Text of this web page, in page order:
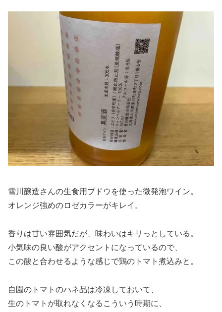
雪川醸造さんの生食用ブドウを使った微発泡ワイン。
オレンジ強めのロゼカラーがキレイ。
香りは甘い雰囲気だが、味わいはキリっとしている。
小気味の良い酸がアクセントになっているので、
この酸と合わせるような感じで鶏のトマト煮込みと。
自園のトマトのハネ品は冷凍しておいて、
生のトマトが取れなくなるこういう時期に、